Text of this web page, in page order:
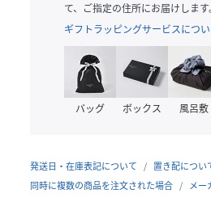
て、ご指定の住所にお届けします。
ギフトラッピングサービスにつ
バッグ ボックス 風呂敷
発送日・在庫表記について 置き配につい
同時に複数の商品を注文された場合
メー